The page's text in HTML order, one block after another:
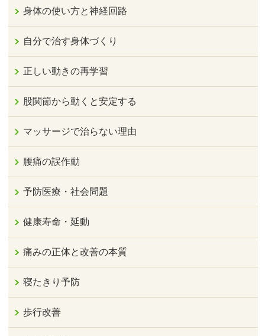
身体の使い方と神経回路
自分で治す身体づくり
正しい動きの再学習
股関節から動くと安定する
マッサージで治らない理由
腰痛の誤作動
予防医療・社会問題
健康寿命・延動
痛みの正体と改善の本質
寝たきり予防
歩行改善